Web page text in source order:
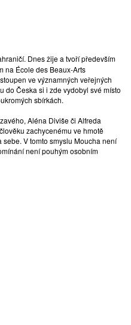
Dnes žije a tvoří především
na École des Beaux-Arts
ve významných veřejných
do Česka si i zde vydobyl své místo
sbírkách.
Aléna Diviše či Alfreda
zachycenému ve hmotě
V tomto smyslu Moucha není
není pouhým osobním